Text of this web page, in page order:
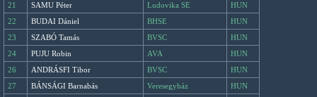
21
SAMU Péter Ludovika SE
HUN
22
BUDAI Dániel BHSE
HUN
23
SZABÓ Tamás BVSC
HUN
24
PUJU Robin AVA
HUN
26
ANDRÁSFI Tibor BVSC
HUN
27
BÁNSÁGI Barnabás Veresegyház
HUN